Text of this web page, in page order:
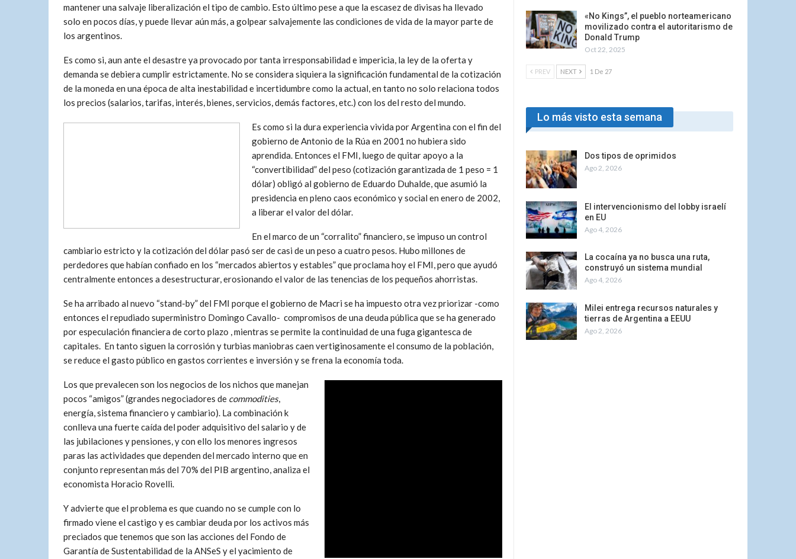
mantener una salvaje liberalización el tipo de cambio. Esto último pese a que la escasez de divisas ha llevado
solo en pocos días, y puede llevar aún más, a golpear salvajemente las condiciones de vida de la mayor parte de
los argentinos.
Es como si, aun ante el desastre ya provocado por tanta irresponsabilidad e impericia, la ley de la oferta y
demanda se debiera cumplir estrictamente. No se considera siquiera la significación fundamental de la cotización
de la moneda en una época de alta inestabilidad e incertidumbre como la actual, en tanto no solo relaciona todos
los precios (salarios, tarifas, interés, bienes, servicios, demás factores, etc.) con los del resto del mundo.
Es como si la dura experiencia vivida por Argentina con el fin del
gobierno de Antonio de la Rúa en 2001 no hubiera sido
aprendida. Entonces el FMI, luego de quitar apoyo a la
“convertibilidad” del peso (cotización garantizada de 1 peso = 1
dólar) obligó al gobierno de Eduardo Duhalde, que asumió la
presidencia en pleno caos económico y social en enero de 2002,
a liberar el valor del dólar.
En el marco de un “corralito” financiero, se impuso un control
cambiario estricto y la cotización del dólar pasó ser de casi de un peso a cuatro pesos. Hubo millones de
perdedores que habían confiado en los “mercados abiertos y estables” que proclama hoy el FMI, pero que ayudó
centralmente entonces a desestructurar, erosionando el valor de las tenencias de los pequeños ahorristas.
Se ha arribado al nuevo “stand-by” del FMI porque el gobierno de Macri se ha impuesto otra vez priorizar -como
entonces el repudiado superministro Domingo Cavallo- compromisos de una deuda pública que se ha generado
por especulación financiera de corto plazo , mientras se permite la continuidad de una fuga gigantesca de
capitales. En tanto siguen la corrosión y turbias maniobras caen vertiginosamente el consumo de la población,
se reduce el gasto público en gastos corrientes e inversión y se frena la economía toda.
Los que prevalecen son los negocios de los nichos que manejan
pocos “amigos” (grandes negociadores de commodities,
energía, sistema financiero y cambiario). La combinación k
conlleva una fuerte caída del poder adquisitivo del salario y de
las jubilaciones y pensiones, y con ello los menores ingresos
paras las actividades que dependen del mercado interno que en
conjunto representan más del 70% del PIB argentino, analiza el
economista Horacio Rovelli.
Y advierte que el problema es que cuando no se cumple con lo
firmado viene el castigo y es cambiar deuda por los activos más
preciados que tenemos que son las acciones del Fondo de
Garantía de Sustentabilidad de la ANSeS y el yacimiento de
«No Kings”, el pueblo norteamericano
movilizado contra el autoritarismo de
Donald Trump
Oct 22, 2025
PREV NEXT 1 De 27
Lo más visto esta semana
Dos tipos de oprimidos
Ago 2, 2026
El intervencionismo del lobby israelí
en EU
Ago 4, 2026
La cocaína ya no busca una ruta,
construyó un sistema mundial
Ago 4, 2026
Milei entrega recursos naturales y
tierras de Argentina a EEUU
Ago 2, 2026